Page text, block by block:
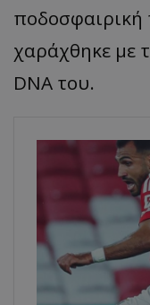
ποδοσφαιρική
χαράχθηκε με
DNA του.